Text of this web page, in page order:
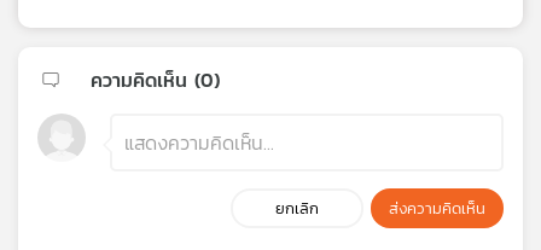
แผนที่
วิทยุ
เครือ
ข่าย
ความคิดเห็น (0)
ยกเลิก ส่งความคิดเห็น